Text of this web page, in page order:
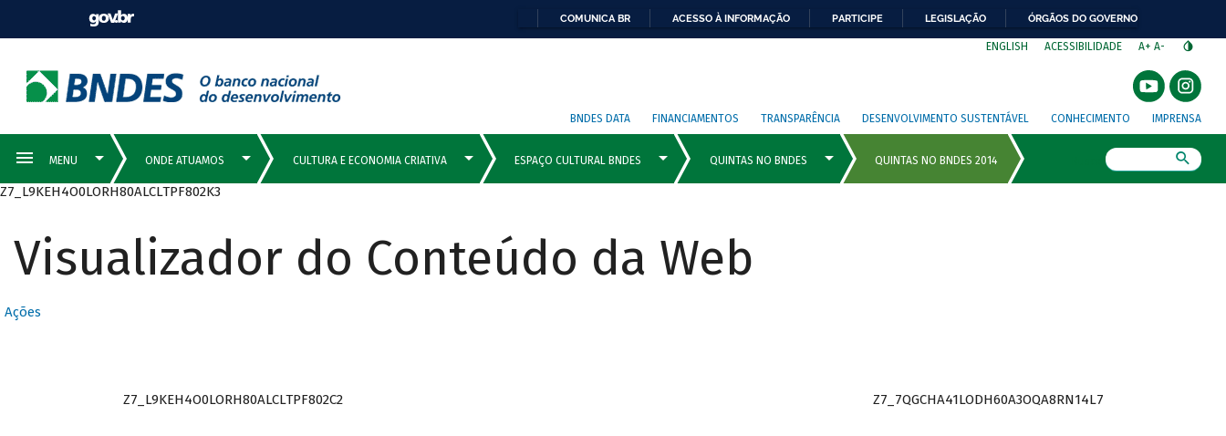
COMUNICA BR ACESSO À INFORMAÇÃO PARTICIPE LEGISLAÇÃO ÓRGÃOS DO GOVERNO
ENGLISH ACESSIBILIDADE A+ A-
BNDES DATA FINANCIAMENTOS TRANSPARÊNCIA DESENVOLVIMENTO SUSTENTÁVEL CONHECIMENTO IMPRENSA
Z7_L9KEH4O0LORH80ALCLTPF802K3
Visualizador do Conteúdo da Web
Ações
Z7_L9KEH4O0LORH80ALCLTPF802C2 Z7_7QGCHA41LODH60A3OQA8RN14L7